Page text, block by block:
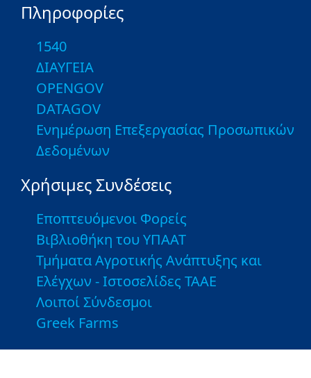
Πληροφορίες
1540
ΔΙΑΥΓΕΙΑ
OPENGOV
DATAGOV
Ενημέρωση Επεξεργασίας Προσωπικών
Δεδομένων
Χρήσιμες Συνδέσεις
Εποπτευόμενοι Φορείς
Βιβλιοθήκη του ΥΠΑΑΤ
Τμήματα Αγροτικής Ανάπτυξης και
Ελέγχων - Ιστοσελίδες ΤΑΑΕ
Λοιποί Σύνδεσμοι
Greek Farms